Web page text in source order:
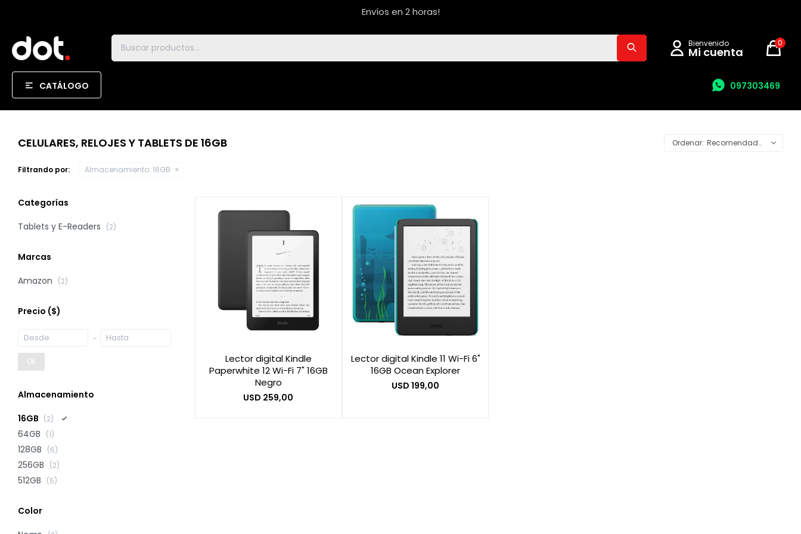
Envíos en 2 horas!
CATÁLOGO 097303469
0
CELULARES, RELOJES Y TABLETS DE 16GB Recomendados
Filtrando por: Almacenamiento: 16GB
Lector digital Kindle
Paperwhite 12 Wi-Fi 7" 16GB
Negro
USD 259,00
Lector digital Kindle 11 Wi-Fi 6"
16GB Ocean Explorer
USD 199,00
Categorías
Tablets y E-Readers
(2)
Marcas
Amazon
(2)
Precio ($)
OK
Almacenamiento
16GB (2)
64GB (1)
128GB (6)
256GB (2)
512GB (5)
Color